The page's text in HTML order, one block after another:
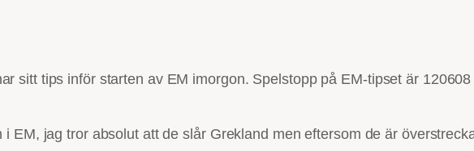
sitt tips inför starten av EM imorgon. Spelstopp på EM-tipset är 120608
EM, jag tror absolut att de slår Grekland men eftersom de är